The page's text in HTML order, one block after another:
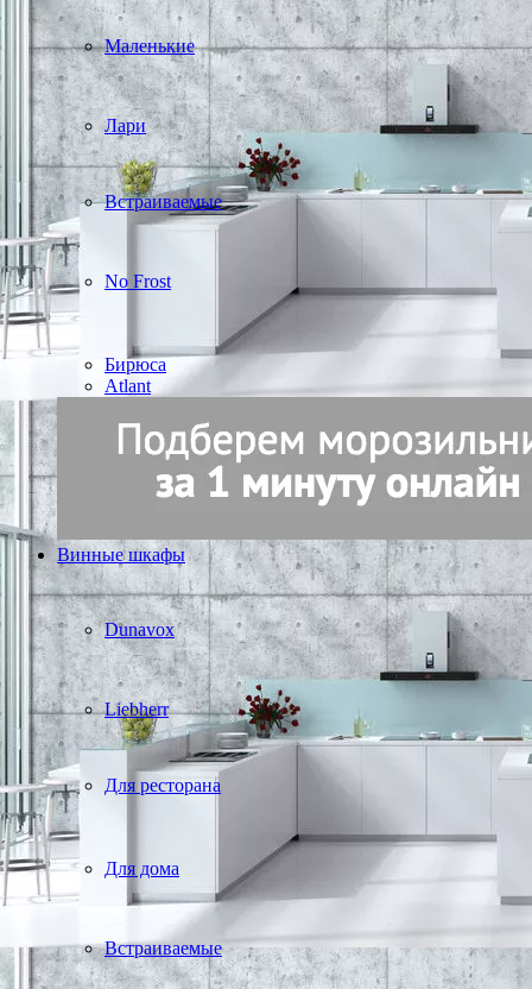
Маленькие
Лари
Встраиваемые
No Frost
Бирюса
Atlant
Винные шкафы
Dunavox
Liebherr
Для ресторана
Для дома
Встраиваемые